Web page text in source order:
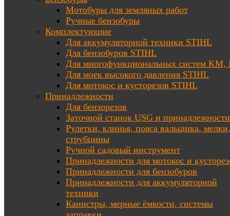
Мотобуры для земляных работ
Ручные бензобуры
Комплектующие
Для аккумуляторной техники STIHL
Для бензобуров STIHL
Для многофункциональных систем KM,
Для моек высокого давления STIHL
Для мотокос и кусторезов STIHL
Принадлежности
Для бензорезов
Заточной станок USG и принадлежности
Рулетки, клинья, пояса вальщика, мелки,
струбцины
Ручной садовый инструмент
Принадлежности для мотокос и
Принадлежности для бензобуров
Принадлежности для аккумуляторной
техники
Канистры, мерные ёмкости, системы